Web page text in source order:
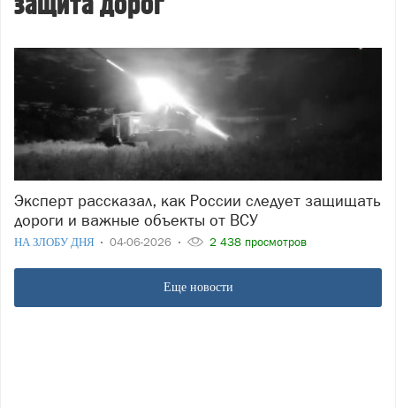
Эксперт рассказал, как России следует защищать
дороги и важные объекты от ВСУ
НА ЗЛОБУ ДНЯ 04-06-2026 2 438 просмотров
Еще новости